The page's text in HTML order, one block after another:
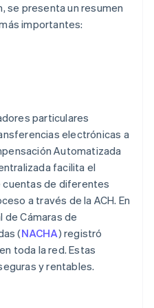
se presenta un resumen
importantes:
particulares
electrónicas a
Automatizada
facilita el
de diferentes
a través de la ACH. En
de Cámaras de
(NACHA) registró
en toda la red. Estas
y rentables.